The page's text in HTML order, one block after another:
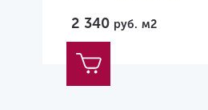
2 340 руб. м2